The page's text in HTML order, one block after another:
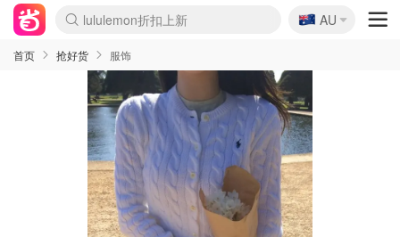
lululemon折扣上新
Sasa美妆护肤3.5折
SSENSE年中2.5折
FreshBeauty好价汇总
Cettire降价+叠9折
WWS Coles超市实拍
viagogo二手票捡漏
Myer超级周末
The Outnet奢牌1折起
David Jones 3折起
Flannels大牌1折
Perfumes Club护肤1折
AMIRO面罩$251
Amazon折扣汇总
eToro入金$200送$50
Amazon数码好物
ICONIC本周7.5折
ThedoubleF高奢地板价
Moose Knuckles 6折
丝芙兰5折起
EUFY摄像头$98
Selenichast首饰2折
Trip机票酒店促销
YSL送5件彩妆礼
Amazon家居好物
Amazon美妆护肤
雅漾大喷$8
过敏原检测盒$33
伊索独家赠50ml沐浴露
科颜氏高保湿面霜$29
SEALIFE海洋馆门票6折
丝塔芙大白罐$16
订阅Newsletter送香薰
Cult Beauty 6.8折
Harrods圣诞日历$525
LN-CC奢牌私促3折
d'Alba空姐喷雾$16
EVE LOM套装£56
Bernardelli独家4折
Adore Beauty 6折起
CT圣诞日历
Mytheresa奢品2.7折
Luxury Escapes 9折
Currentbody美容仪$881
MOON Garden Live
Roborock扫地机$649
Tingo Life水杯$24
Valentino官网5折
CR洗护套装$23
修丽可4件套$159
Myer彩妆2件7折
GANNI官网4.5折
Stylevana韩妆4折
Tessabit高奢8.5折
OGX洗发水$11
Amazon阿德莱德次日达
卡诗8.5折+赠礼
Philips Hue灯具8折
🇦🇺
AU
首页 抢好货 服饰